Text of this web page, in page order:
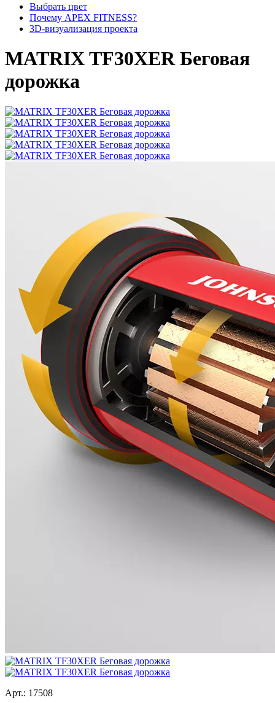
Выбрать цвет
Почему APEX FITNESS?
3D-визуализация проекта
MATRIX TF30XER Беговая
дорожка
Арт.: 17508